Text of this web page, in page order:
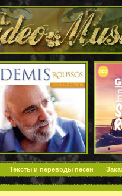
Тексты и переводы песен